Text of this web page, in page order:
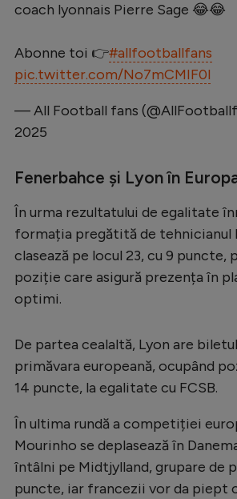
coach lyonnais Pierre Sage 😂😂
Abonne toi 👉#allfootballfans
pic.twitter.com/No7mCMIF0l
— All Football fans
2025
Fenerbahce și Lyon în
În urma rezultatului de egalitate
formația pregătită de tehnicianul
clasează pe locul 23, cu 9 puncte,
poziție care asigură prezența în
optimi.
De partea cealaltă, Lyon are
primăvara europeană, ocupând
14 puncte, la egalitate cu FCSB.
În ultima rundă a competiției
Mourinho se deplasează în
întâlni pe Midtjylland, grupare de
puncte, iar francezii vor da piept